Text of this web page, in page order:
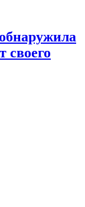
своего